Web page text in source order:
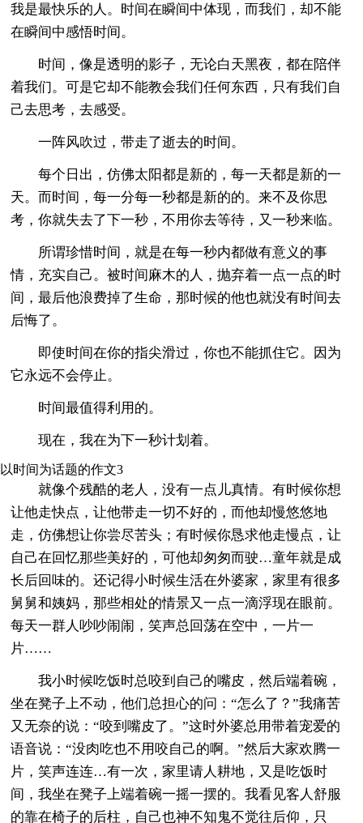
我是最快乐的人。时间在瞬间中体现，而我们，却不能
在瞬间中感悟时间。
时间，像是透明的影子，无论白天黑夜，都在陪伴
着我们。可是它却不能教会我们任何东西，只有我们自
己去思考，去感受。
一阵风吹过，带走了逝去的时间。
每个日出，仿佛太阳都是新的，每一天都是新的一
天。而时间，每一分每一秒都是新的的。来不及你思
考，你就失去了下一秒，不用你去等待，又一秒来临。
所谓珍惜时间，就是在每一秒内都做有意义的事
情，充实自己。被时间麻木的人，抛弃着一点一点的时
间，最后他浪费掉了生命，那时候的他也就没有时间去
后悔了。
即使时间在你的指尖滑过，你也不能抓住它。因为
它永远不会停止。
时间最值得利用的。
现在，我在为下一秒计划着。
以时间为话题的作文3
就像个残酷的老人，没有一点儿真情。有时候你想
让他走快点，让他带走一切不好的，而他却慢悠悠地
走，仿佛想让你尝尽苦头；有时候你恳求他走慢点，让
自己在回忆那些美好的，可他却匆匆而驶…童年就是成
长后回味的。还记得小时候生活在外婆家，家里有很多
舅舅和姨妈，那些相处的情景又一点一滴浮现在眼前。
每天一群人吵吵闹闹，笑声总回荡在空中，一片一
片……
我小时候吃饭时总咬到自己的嘴皮，然后端着碗，
坐在凳子上不动，他们总担心的问：“怎么了？”我痛苦
又无奈的说：“咬到嘴皮了。”这时外婆总用带着宠爱的
语音说：“没肉吃也不用咬自己的啊。”然后大家欢腾一
片，笑声连连…有一次，家里请人耕地，又是吃饭时
间，我坐在凳子上端着碗一摇一摆的。我看见客人舒服
的靠在椅子的后柱，自己也神不知鬼不觉往后仰，只